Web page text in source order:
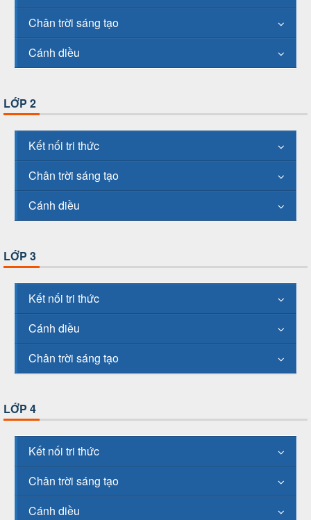
Chân trời sáng tạo
Cánh diều
LỚP 2
Kết nối tri thức
Chân trời sáng tạo
Cánh diều
LỚP 3
Kết nối tri thức
Cánh diều
Chân trời sáng tạo
LỚP 4
Kết nối tri thức
Chân trời sáng tạo
Cánh diều